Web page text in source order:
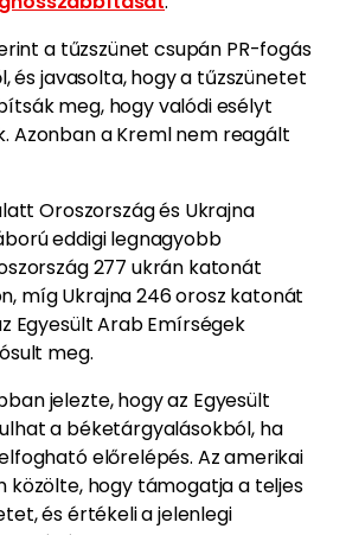
a tűzszünet csupán PR-fogás
és javasolta, hogy a tűzszünetet
meg, hogy valódi esélyt
Azonban a Kreml nem reagált
Oroszország és Ukrajna
eddigi legnagyobb
277 ukrán katonát
míg Ukrajna 246 orosz katonát
Egyesült Arab Emírségek
meg.​
jelezte, hogy az Egyesült
a béketárgyalásokból, ha
előrelépés. Az amerikai
közölte, hogy támogatja a teljes
és értékeli a jelenlegi